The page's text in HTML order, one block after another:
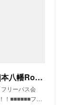
“ Helloween だよ モンスター集合！” |本八幡Route Fourteen(本八幡)|sonar-u
リーパス会
！■■■■■■フ…